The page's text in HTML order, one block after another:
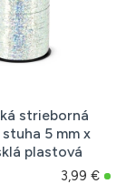
strieborná
5 mm x
plastová
3,99 €